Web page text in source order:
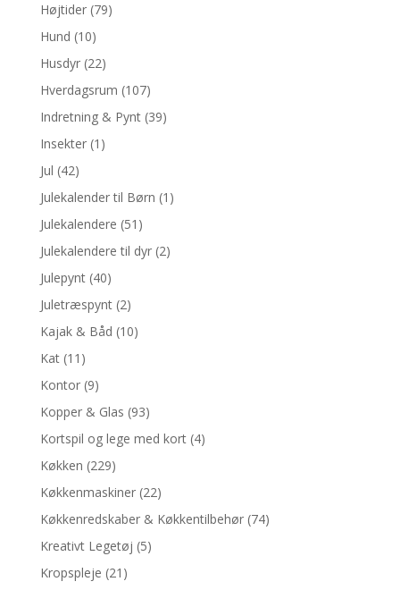
Højtider (79)
Hund (10)
Husdyr (22)
Hverdagsrum (107)
Indretning & Pynt (39)
Insekter (1)
Jul (42)
Julekalender til Børn (1)
Julekalendere (51)
Julekalendere til dyr (2)
Julepynt (40)
Juletræspynt (2)
Kajak & Båd (10)
Kat (11)
Kontor (9)
Kopper & Glas (93)
Kortspil og lege med kort (4)
Køkken (229)
Køkkenmaskiner (22)
Køkkenredskaber & Køkkentilbehør (74)
Kreativt Legetøj (5)
Kropspleje (21)